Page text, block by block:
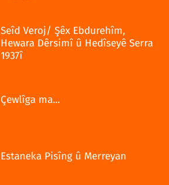
Seîd Veroj/ Şêx Ebdurehîm,
Hewara Dêrsimî û Hedîseyê Serra
1937î
Çewlîga ma...
Estaneka Pisîng û Merreyan